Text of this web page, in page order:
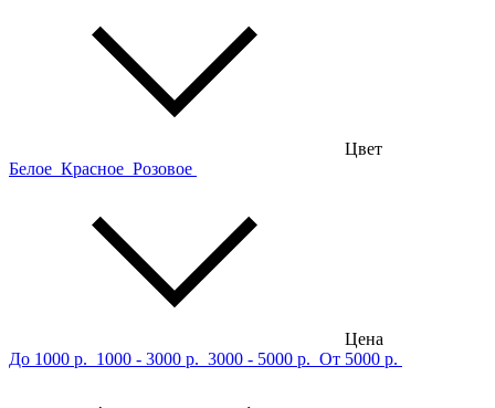
Цвет
Белое Красное Розовое
Цена
До 1000 р. 1000 - 3000 р. 3000 - 5000 р. От 5000 р.